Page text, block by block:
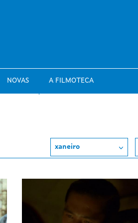
NOVAS A FILMOTECA
xaneiro